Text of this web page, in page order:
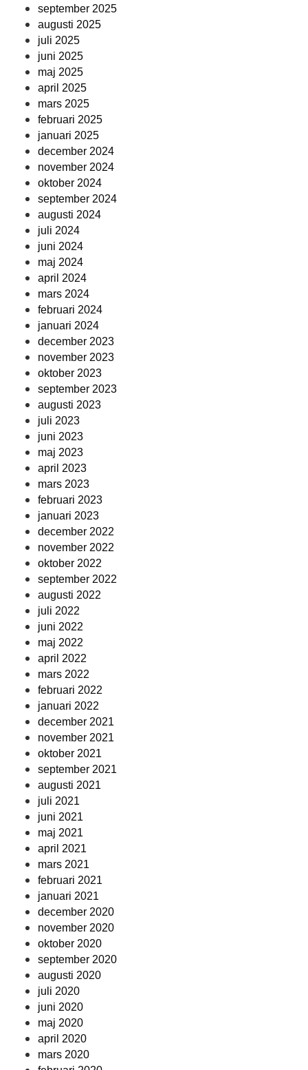
september 2025
augusti 2025
juli 2025
juni 2025
maj 2025
april 2025
mars 2025
februari 2025
januari 2025
december 2024
november 2024
oktober 2024
september 2024
augusti 2024
juli 2024
juni 2024
maj 2024
april 2024
mars 2024
februari 2024
januari 2024
december 2023
november 2023
oktober 2023
september 2023
augusti 2023
juli 2023
juni 2023
maj 2023
april 2023
mars 2023
februari 2023
januari 2023
december 2022
november 2022
oktober 2022
september 2022
augusti 2022
juli 2022
juni 2022
maj 2022
april 2022
mars 2022
februari 2022
januari 2022
december 2021
november 2021
oktober 2021
september 2021
augusti 2021
juli 2021
juni 2021
maj 2021
april 2021
mars 2021
februari 2021
januari 2021
december 2020
november 2020
oktober 2020
september 2020
augusti 2020
juli 2020
juni 2020
maj 2020
april 2020
mars 2020